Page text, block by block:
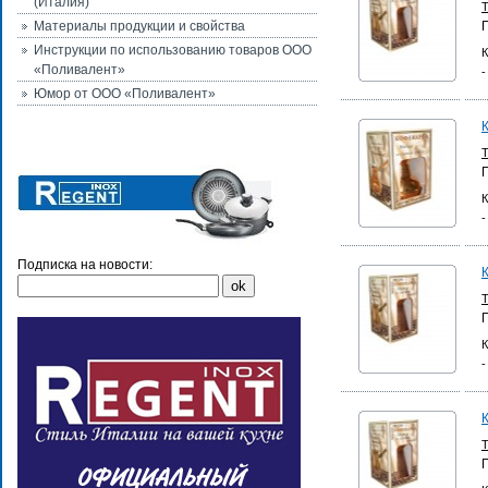
Материалы продукции и свойства
Инструкции по использованию товаров ООО
«Поливалент»
Юмор от ООО «Поливалент»
Подписка на новости:
-
-
-